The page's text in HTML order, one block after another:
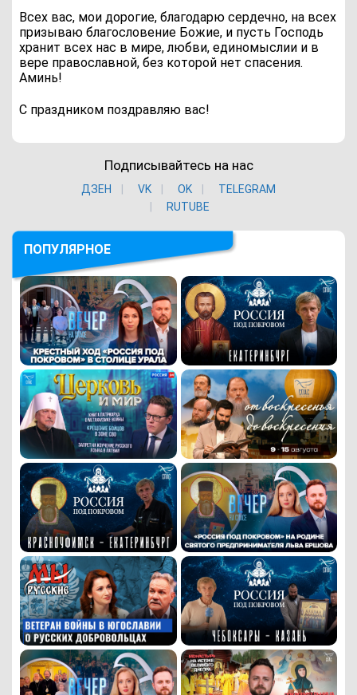
Всех вас, мои дорогие, благодарю сердечно, на всех
призываю благословение Божие, и пусть Господь
хранит всех нас в мире, любви, единомыслии и в
вере православной, без которой нет спасения.
Аминь!
С праздником поздравляю вас!
Подписывайтесь на нас
ДЗЕН VK ОK
TELEGRAM
RUTUBE
ПОПУЛЯРНОЕ